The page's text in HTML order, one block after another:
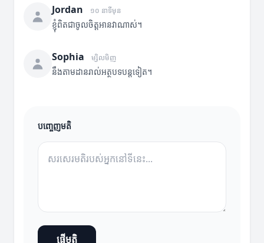
Jordan ១០ នាទីមុន
ខ្ញុំពិតជាចូលចិត្តអានវាណាស់។
Sophia ម្សិលមិញ
នឹងតាមដានរាល់អត្ថបទបន្តទៀត។
បញ្ចេញមតិ
ផ្ញើមតិ